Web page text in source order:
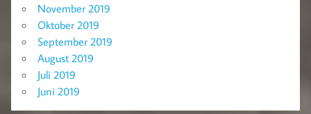
November 2019
Oktober 2019
September 2019
August 2019
Juli 2019
Juni 2019